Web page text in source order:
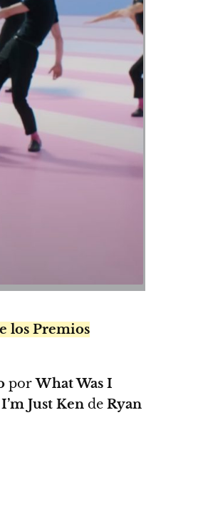
los Premios
porWhat Was I
I’m Just Ken de Ryan